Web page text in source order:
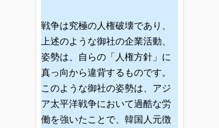
戦争は究極の人権破壊であり、
上述のような御社の企業活動、
姿勢は、自らの「人権方針」に
真っ向から違背するものです。
このような御社の姿勢は、アジ
ア太平洋戦争において過酷な労
働を強いたことで、韓国人元徴